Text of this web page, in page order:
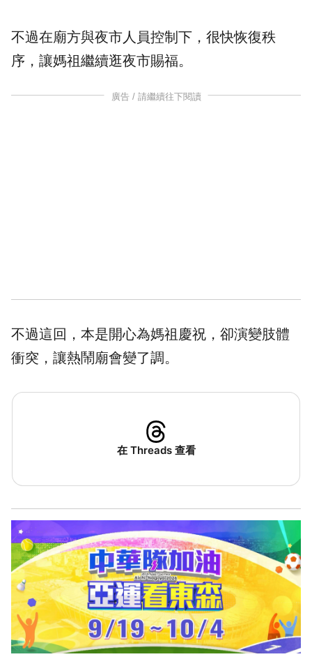
不過在廟方與夜市人員控制下，很快恢復秩
序，讓媽祖繼續逛夜市賜福。
廣告 / 請繼續往下閱讀
不過這回，本是開心為媽祖慶祝，卻演變肢體
衝突，讓熱鬧廟會變了調。
在 Threads 查看